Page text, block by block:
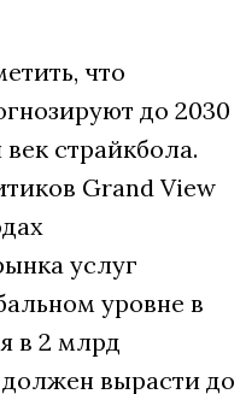
что
до 2030
страйкбола.
Grand View
услуг
уровне в
в 2 млрд
вырасти до